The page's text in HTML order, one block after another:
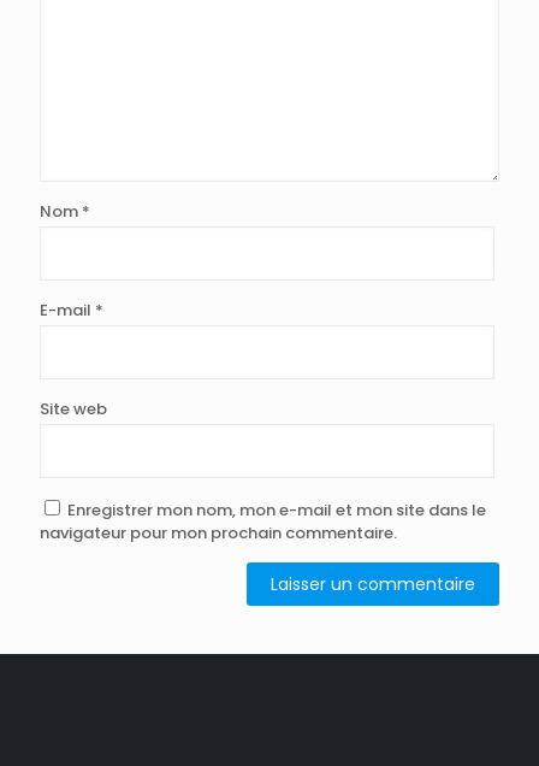
Nom *
E-mail *
Site web
Enregistrer mon nom, mon e-mail et mon site dans le
navigateur pour mon prochain commentaire.